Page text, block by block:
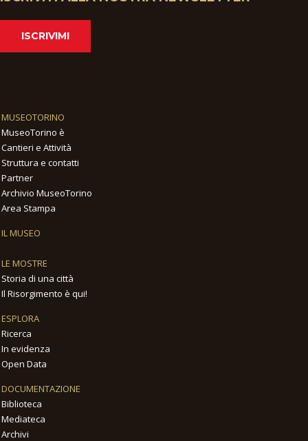
ISCRIVIMI
MUSEOTORINO
MuseoTorino è
Cantieri e Attività
Struttura e contatti
Partner
Archivio MuseoTorino
Area Stampa
IL MUSEO
LE MOSTRE
Storia di una città
Il Risorgimento è qui!
ESPLORA
Ricerca
In evidenza
Open Data
DOCUMENTAZIONE
Biblioteca
Mediateca
Archivi